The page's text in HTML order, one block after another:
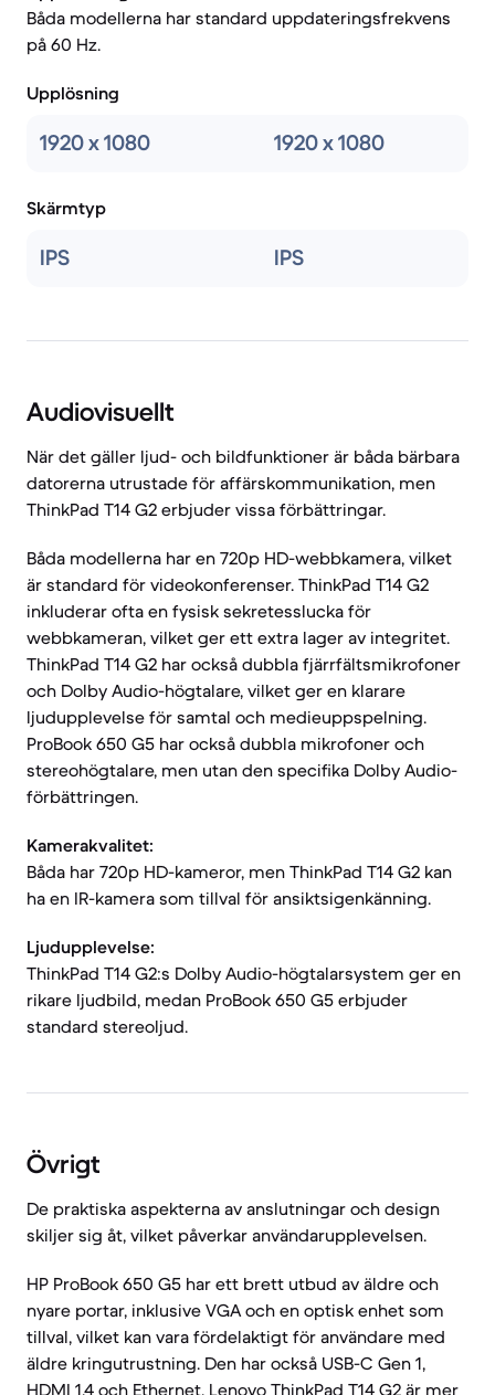
Båda modellerna har standard uppdateringsfrekvens
på 60 Hz.
Upplösning
1920 x 1080 1920 x 1080
Skärmtyp
IPS IPS
Audiovisuellt
När det gäller ljud- och bildfunktioner är båda bärbara
datorerna utrustade för affärskommunikation, men
ThinkPad T14 G2 erbjuder vissa förbättringar.
Båda modellerna har en 720p HD-webbkamera, vilket
är standard för videokonferenser. ThinkPad T14 G2
inkluderar ofta en fysisk sekretesslucka för
webbkameran, vilket ger ett extra lager av integritet.
ThinkPad T14 G2 har också dubbla fjärrfältsmikrofoner
och Dolby Audio-högtalare, vilket ger en klarare
ljudupplevelse för samtal och medieuppspelning.
ProBook 650 G5 har också dubbla mikrofoner och
stereohögtalare, men utan den specifika Dolby Audio-
förbättringen.
Kamerakvalitet:
Båda har 720p HD-kameror, men ThinkPad T14 G2 kan
ha en IR-kamera som tillval för ansiktsigenkänning.
Ljudupplevelse:
ThinkPad T14 G2:s Dolby Audio-högtalarsystem ger en
rikare ljudbild, medan ProBook 650 G5 erbjuder
standard stereoljud.
Övrigt
De praktiska aspekterna av anslutningar och design
skiljer sig åt, vilket påverkar användarupplevelsen.
HP ProBook 650 G5 har ett brett utbud av äldre och
nyare portar, inklusive VGA och en optisk enhet som
tillval, vilket kan vara fördelaktigt för användare med
äldre kringutrustning. Den har också USB-C Gen 1,
HDMI 1.4 och Ethernet. Lenovo ThinkPad T14 G2 är mer